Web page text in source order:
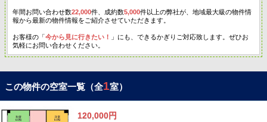
年間お問い合わせ数22,000件、成約数5,000件以上の弊社が、地域最大級の物件情
報から最新の物件情報をご紹介させていただきます。
お客様の「今から見に行きたい！
」にも、できるかぎりご対応致します。ぜひお
気軽にお問い合わせください。
この物件の空室一覧（全1室）
120,000円